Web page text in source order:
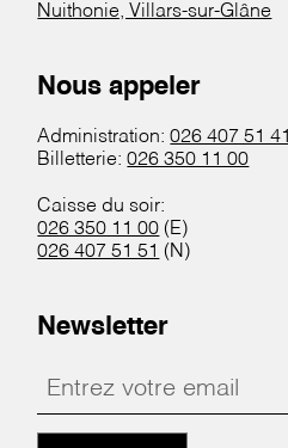
Nuithonie, Villars-sur-Glâne
Nous appeler
Administration:026 407 51 41
Billetterie:026 350 11 00
Caisse du soir:
026 350 11 00 (E)
026 407 51 51 (N)
Newsletter